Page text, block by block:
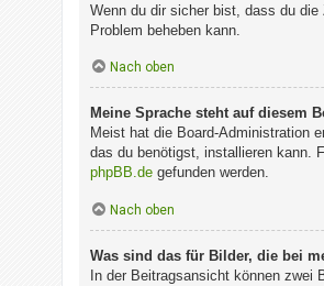
Wenn du dir sicher bist, dass du
Problem beheben kann.
Nach oben
Meine Sprache steht auf diesem
Meist hat die Board-Administration
das du benötigst, installieren kann.
phpBB.de gefunden werden.
Nach oben
Was sind das für Bilder, die bei
In der Beitragsansicht können